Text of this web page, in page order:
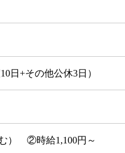
日+その他公休3日）
） ②時給1,100円～